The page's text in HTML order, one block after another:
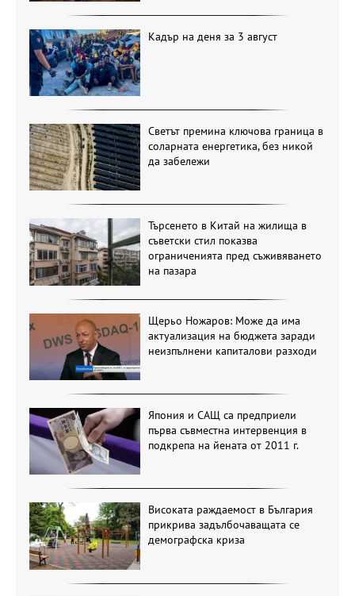
Кадър на деня за 3 август
Светът премина ключова граница в
соларната енергетика, без никой
да забележи
Търсенето в Китай на жилища в
съветски стил показва
ограниченията пред съживяването
на пазара
Щерьо Ножаров: Може да има
актуализация на бюджета заради
неизпълнени капиталови разходи
Япония и САЩ са предприели
първа съвместна интервенция в
подкрепа на йената от 2011 г.
Високата раждаемост в България
прикрива задълбочаващата се
демографска криза